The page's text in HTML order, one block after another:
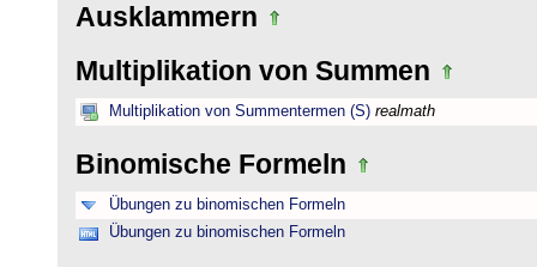
Ausklammern
Multiplikation von Summen
Multiplikation von Summentermen (S) realmath
Binomische Formeln
Übungen zu binomischen Formeln
Übungen zu binomischen Formeln